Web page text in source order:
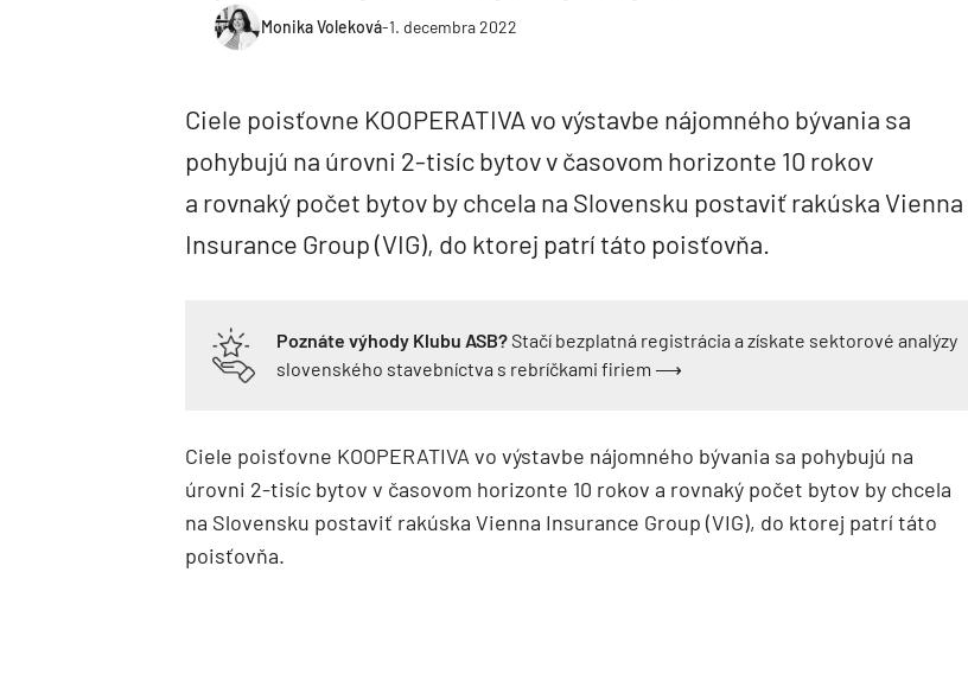
Monika Voleková-1. decembra 2022
Ciele poisťovne KOOPERATIVA vo výstavbe nájomného bývania sa
pohybujú na úrovni 2-tisíc bytov v časovom horizonte 10 rokov
a rovnaký počet bytov by chcela na Slovensku postaviť rakúska Vienna
Insurance Group (VIG), do ktorej patrí táto poisťovňa.
Poznáte výhody Klubu ASB?Stačí bezplatná registrácia a získate sektorové analýzy
slovenského stavebníctva s rebríčkami firiem ⟶
Ciele poisťovne KOOPERATIVA vo výstavbe nájomného bývania sa pohybujú na
úrovni 2-tisíc bytov v časovom horizonte 10 rokov a rovnaký počet bytov by chcela
na Slovensku postaviť rakúska Vienna Insurance Group (VIG), do ktorej patrí táto
poisťovňa.